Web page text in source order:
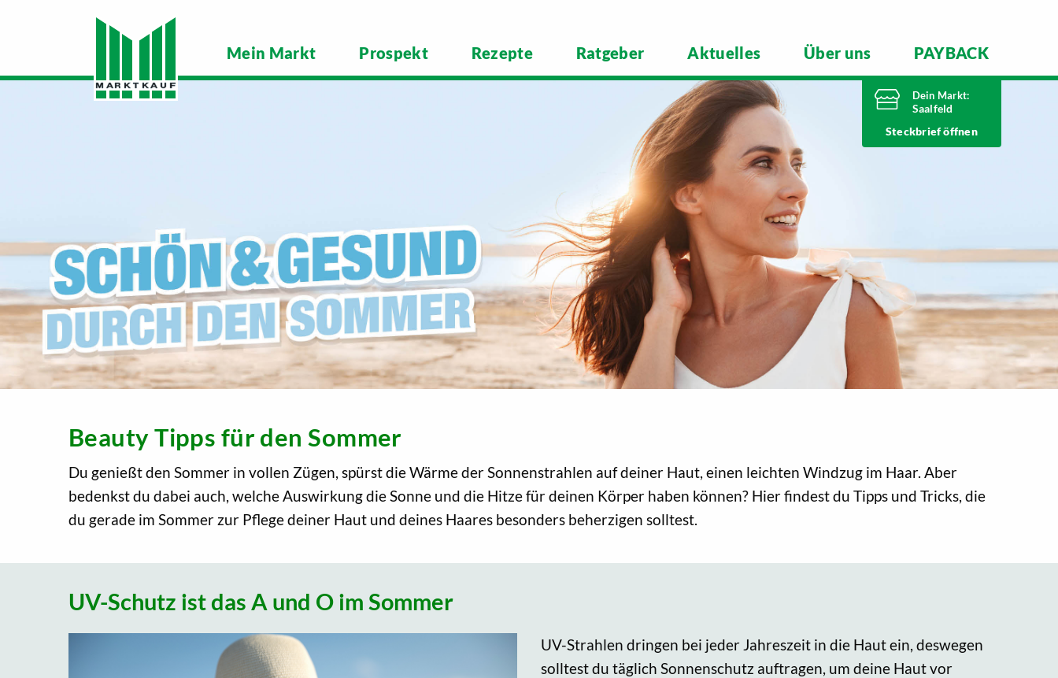
Mein Markt Prospekt Rezepte Ratgeber Aktuelles Über uns PAYBACK
Dein Markt:
Saalfeld
Heute bis
Steckbrief
Beauty Tipps für den Sommer
Du genießt den Sommer in vollen Zügen, spürst die Wärme der Sonnenstrahlen auf deiner Haut, einen leichten Windzug im Haar. Aber
bedenkst du dabei auch, welche Auswirkung die Sonne und die Hitze für deinen Körper haben können? Hier findest du Tipps und Tricks, die
du gerade im Sommer zur Pflege deiner Haut und deines Haares besonders beherzigen solltest.
UV-Schutz ist das A und O im Sommer
UV-Strahlen dringen bei jeder Jahreszeit in die Haut ein, deswegen
solltest du täglich Sonnenschutz auftragen, um deine Haut vor